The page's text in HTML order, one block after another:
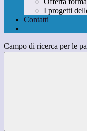
Offerta
I progetti
Contatti
Campo di ricerca per le